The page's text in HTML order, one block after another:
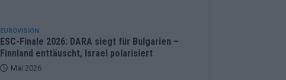
EUROVISION
ESC-Finale 2026: DARA siegt für Bulgarien –
Finnland enttäuscht, Israel polarisiert
Mai 2026